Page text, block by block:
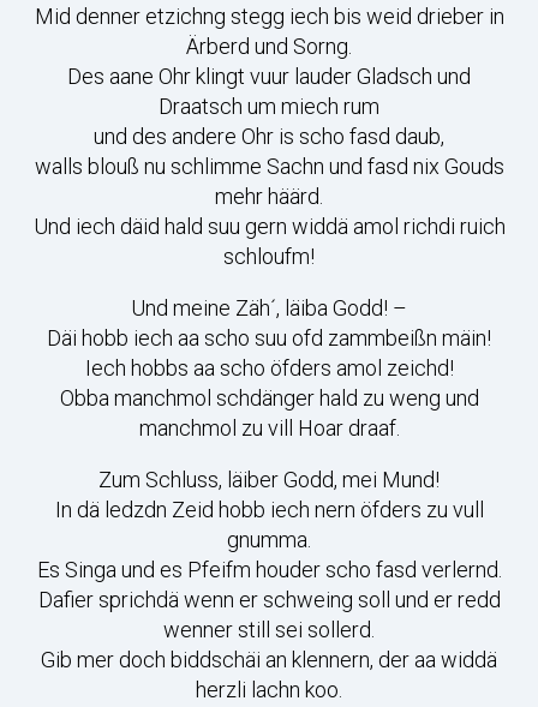
Mid denner etzichng stegg iech bis weid drieber in
Ärberd und Sorng.
Des aane Ohr klingt vuur lauder Gladsch und
Draatsch um miech rum
und des andere Ohr is scho fasd daub,
walls blouß nu schlimme Sachn und fasd nix Gouds
mehr häärd.
Und iech däid hald suu gern widdä amol richdi ruich
schloufm!
Und meine Zäh´, läiba Godd! –
Däi hobb iech aa scho suu ofd zammbeißn mäin!
Iech hobbs aa scho öfders amol zeichd!
Obba manchmol schdänger hald zu weng und
manchmol zu vill Hoar draaf.
Zum Schluss, läiber Godd, mei Mund!
In dä ledzdn Zeid hobb iech nern öfders zu vull
gnumma.
Es Singa und es Pfeifm houder scho fasd verlernd.
Dafier sprichdä wenn er schweing soll und er redd
wenner still sei sollerd.
Gib mer doch biddschäi an klennern, der aa widdä
herzli lachn koo.